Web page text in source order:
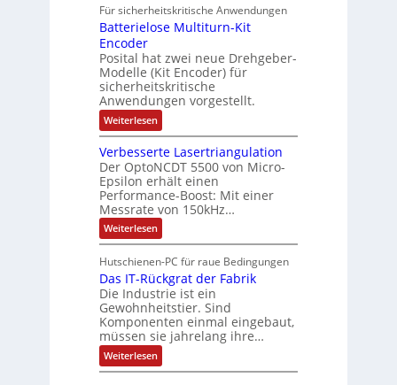
i
o
g
e
w
ä
h
t
f
t
e
l
e
ä
l
t
S
c
h
u
t
z
l
a
c
k
b
e
s
c
i
c
h
t
u
n
g
f
n
s
l
o
s
e
F
a
n
g
s
c
h
a
l
t
u
n
g
Für sicherheitskritische Anwendungen
Batterielose Multiturn-Kit
Encoder
Posital hat zwei neue Drehgeber-
Modelle (Kit Encoder) für
sicherheitskritische
Anwendungen vorgestellt.
Weiterlesen:
B
t
t
e
r
i
e
l
o
e
M
u
l
t
i
t
u
r
Verbesserte Lasertriangulation
Der OptoNCDT 5500 von Micro-
Epsilon erhält einen
Performance-Boost: Mit einer
Messrate von 150kHz…
Weiterlesen:
V
r
b
e
s
s
e
r
t
e
L
Hutschienen-PC für raue Bedingungen
Das IT-Rückgrat der Fabrik
Die Industrie ist ein
Gewohnheitstier. Sind
Komponenten einmal eingebaut,
müssen sie jahrelang ihre…
Weiterlesen:
D